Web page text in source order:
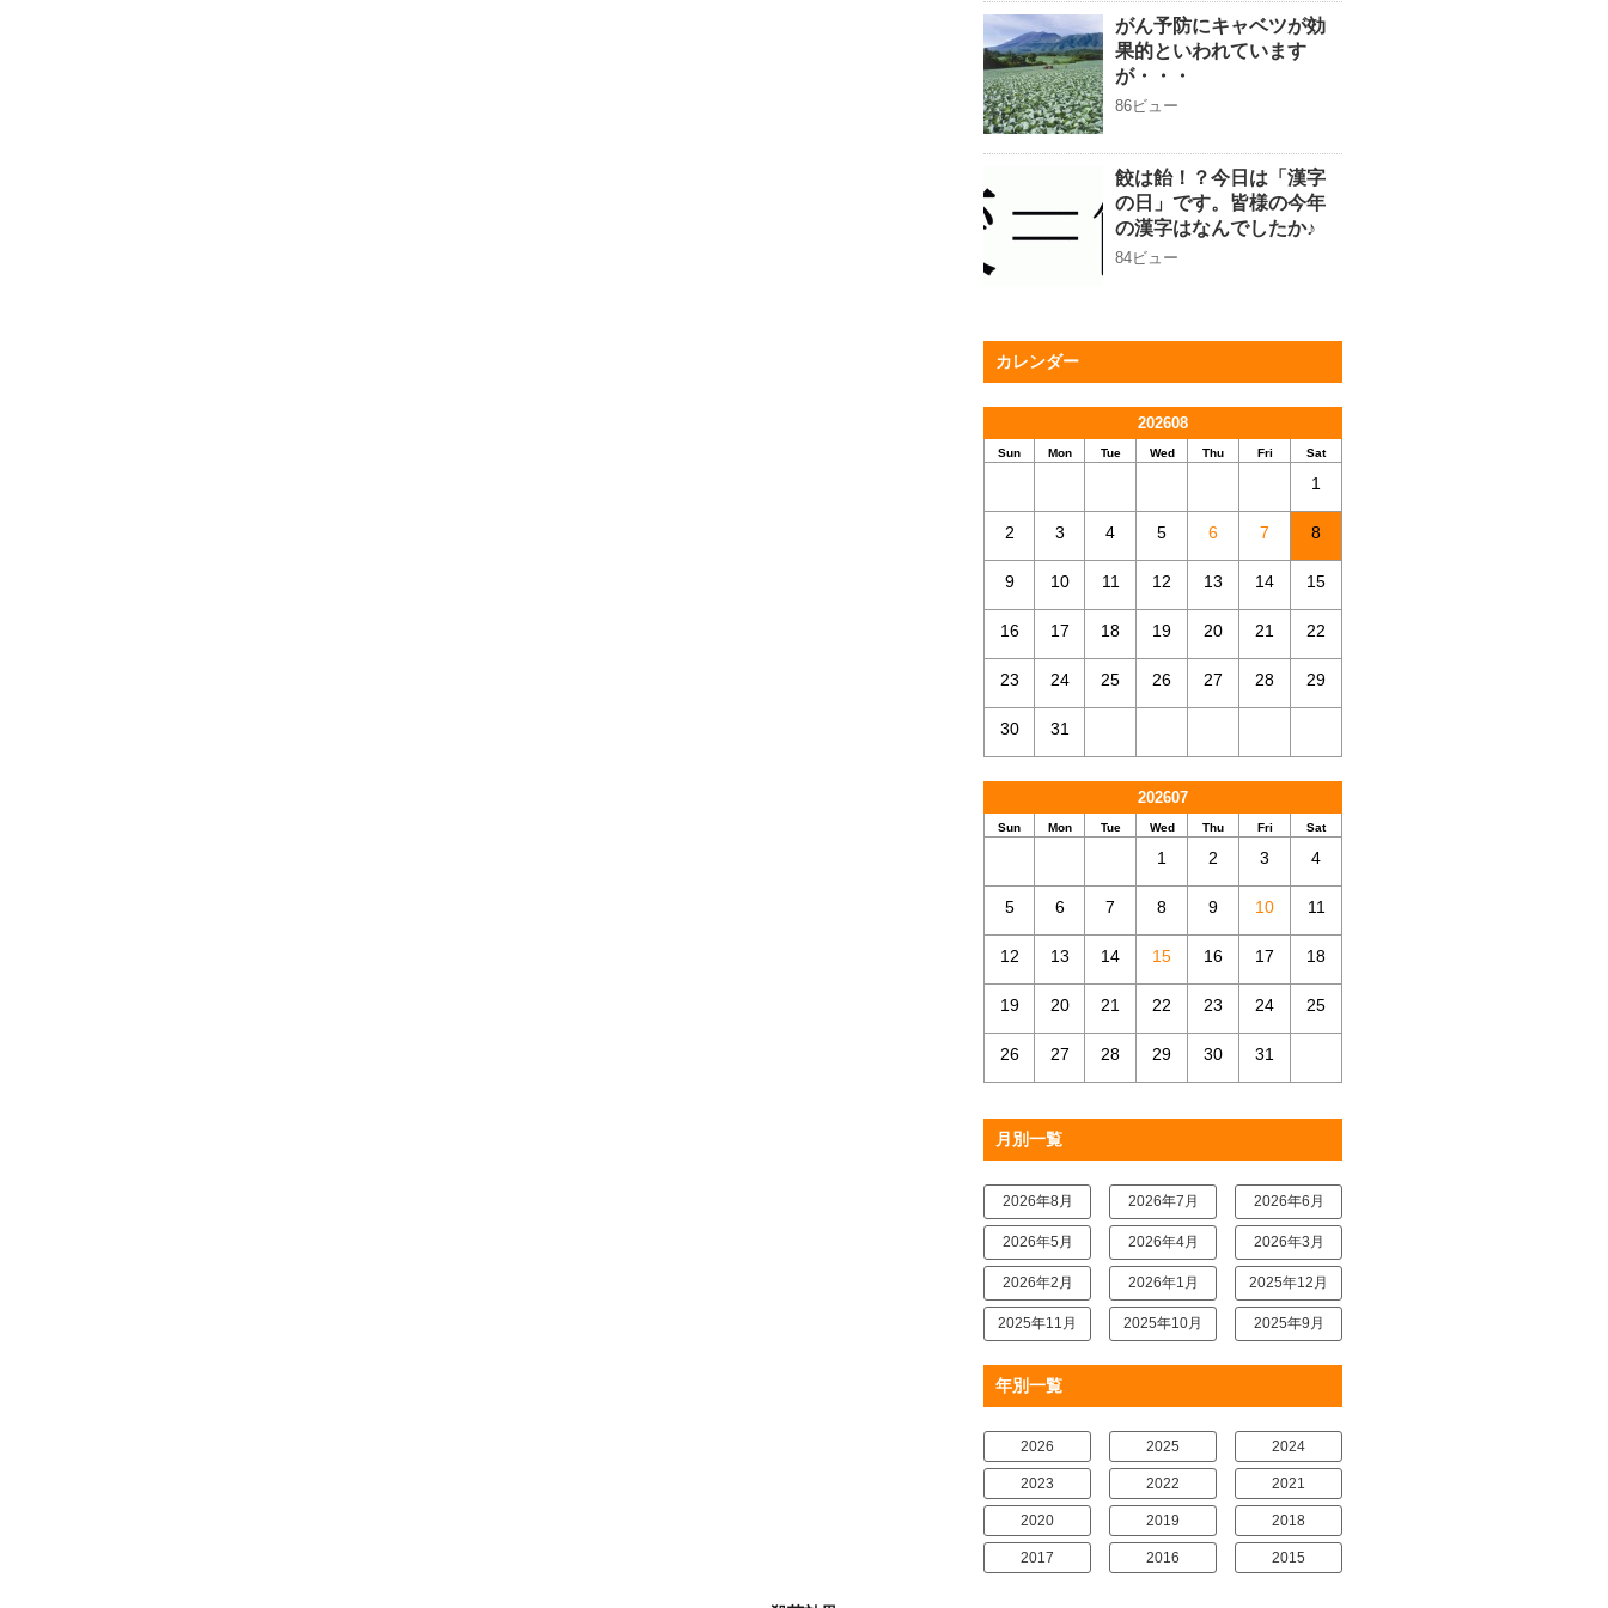
がん予防にキャベツが効
果的といわれています
が・・・
86ビュー
餃は飴！？今日は「漢字
の日」です。皆様の今年
の漢字はなんでしたか♪
84ビュー
カレンダー
202608
Sun Mon Tue Wed Thu Fri Sat
1
2 3 4 5 6 7 8
9 10 11 12 13 14 15
16 17 18 19 20 21 22
23 24 25 26 27 28 29
30 31
202607
Sun Mon Tue Wed Thu Fri Sat
1 2 3 4
5 6 7 8 9 10 11
12 13 14 15 16 17 18
19 20 21 22 23 24 25
26 27 28 29 30 31
月別一覧
2026年8月 2026年7月 2026年6月
2026年5月 2026年4月 2026年3月
2026年2月 2026年1月 2025年12月
2025年11月 2025年10月 2025年9月
年別一覧
2026 2025 2024
2023 2022 2021
2020 2019 2018
2017 2016 2015